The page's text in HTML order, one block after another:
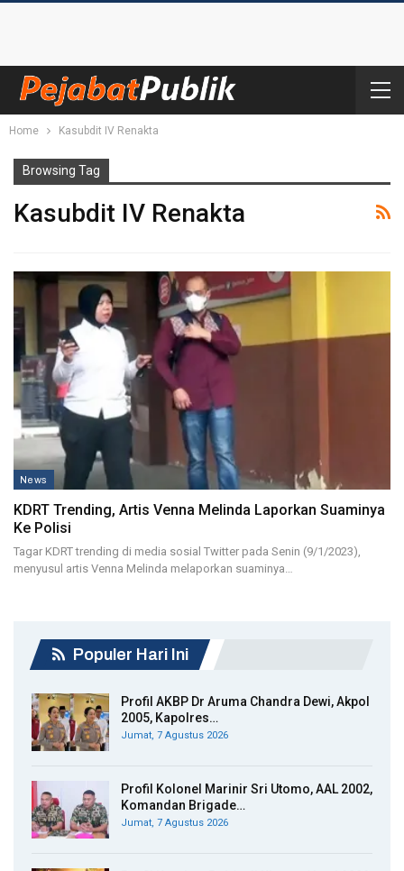
Home Kasubdit IV Renakta
Browsing Tag
Kasubdit IV Renakta
News
KDRT Trending, Artis Venna Melinda Laporkan Suaminya
Ke Polisi
Tagar KDRT trending di media sosial Twitter pada Senin (9/1/2023),
menyusul artis Venna Melinda melaporkan suaminya…
Populer Hari Ini
Profil AKBP Dr Aruma Chandra Dewi, Akpol
2005, Kapolres…
Jumat, 7 Agustus 2026
Profil Kolonel Marinir Sri Utomo, AAL 2002,
Komandan Brigade…
Jumat, 7 Agustus 2026